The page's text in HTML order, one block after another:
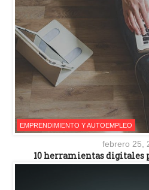
EMPRENDIMIENTO Y AUTOEMPLEO
febrero 25,
10 herramientas digitales